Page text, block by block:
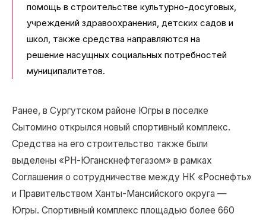
помощь в строительстве культурно-досуговых,
учреждений здравоохранения, детских садов и
школ, также средства направляются на
решение насущных социальных потребностей
муниципалитетов.
Ранее, в Сургутском районе Югры в поселке
Сытомино открылся новый спортивный комплекс.
Средства на его строительство также были
выделены «РН-Юганскнефтегазом» в рамках
Соглашения о сотрудничестве между НК «Роснефть»
и Правительством Ханты-Мансийского округа —
Югры. Спортивный комплекс площадью более 660